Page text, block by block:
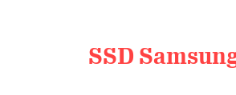
SSD